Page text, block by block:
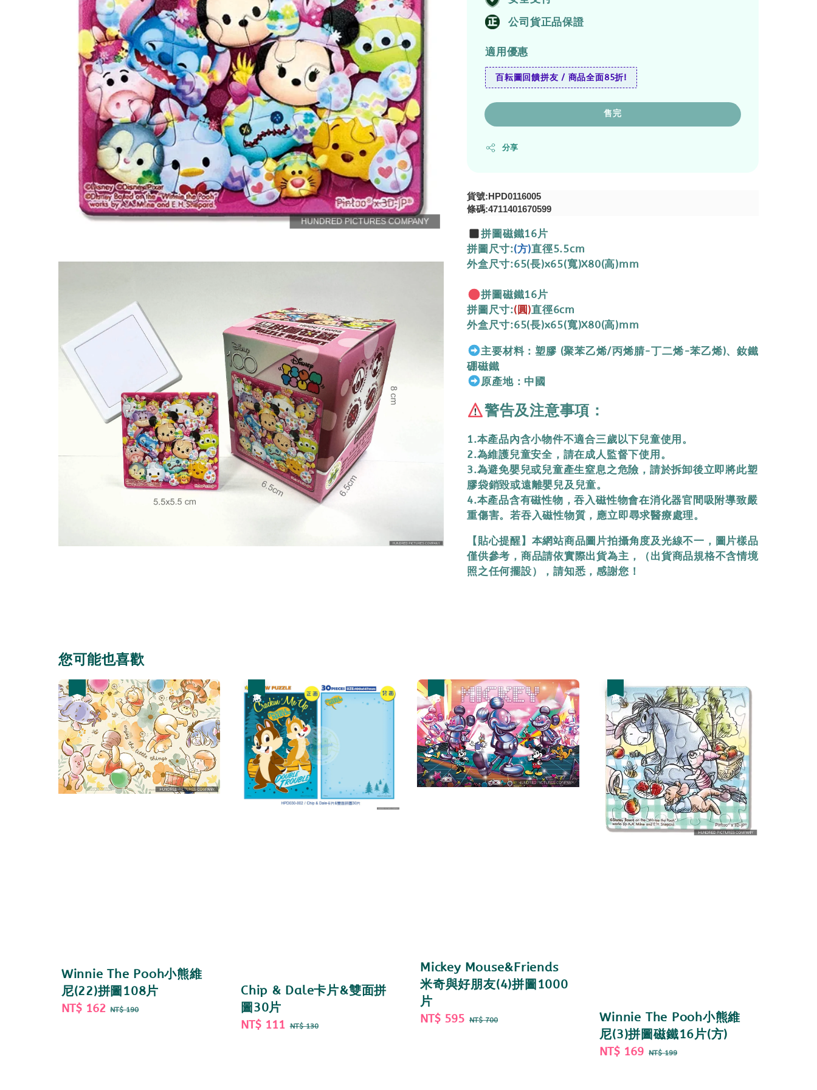
公司貨正品保證
適用優惠
百耘圖回饋拼友 / 商品全面85折!
售完
分享
貨號:HPD0116005
條碼:4711401670599
拼圖磁鐵16片
拼圖尺寸:(方)直徑5.5cm
外盒尺寸:65(長)x65(寬)X80(高)mm
拼圖磁鐵16片
拼圖尺寸:(圓)直徑6cm
外盒尺寸:65(長)x65(寬)X80(高)mm
主要材料：塑膠 (聚苯乙烯/丙烯腈-丁二烯-苯乙烯)、釹鐵
硼磁鐵
原產地：中國
警告及注意事項：
1.本產品內含小物件不適合三歲以下兒童使用。
2.為維護兒童安全，請在成人監督下使用。
3.為避免嬰兒或兒童產生窒息之危險，請於拆卸後立即將此塑
膠袋銷毀或遠離嬰兒及兒童。
4.本產品含有磁性物，吞入磁性物會在消化器官間吸附導致嚴
重傷害。若吞入磁性物質，應立即尋求醫療處理。
【貼心提醒】本網站商品圖片拍攝角度及光線不一，圖片樣品
僅供參考，商品請依實際出貨為主，（出貨商品規格不含情境
照之任何擺設），請知悉，感謝您！
您可能也喜歡
Winnie The Pooh小熊維
尼(22)拼圖108片
Sale
NT$ 162 Regular
NT$ 190
Chip & Dale卡片&雙面拼
圖30片
Sale
NT$ 111 Regular
NT$ 130
Mickey Mouse&Friends
米奇與好朋友(4)拼圖1000
片
Sale
NT$ 595 Regular
NT$ 700
Winnie The Pooh小熊維
尼(3)拼圖磁鐵16片(方)
Sale
NT$ 169 Regular
NT$ 199